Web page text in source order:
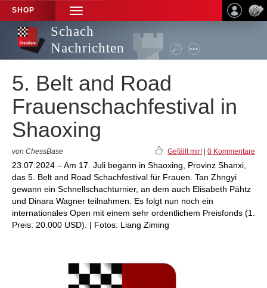
SHOP
TOGGLE
NAVIGATION
Schach
Nachrichten
5. Belt and Road
Frauenschachfestival in
Shaoxing
von ChessBase Gefällt mir! 0 Kommentare
23.07.2024 – Am 17. Juli begann in Shaoxing, Provinz Shanxi,
das 5. Belt and Road Schachfestival für Frauen. Tan Zhngyi
gewann ein Schnellschachturnier, an dem auch Elisabeth Pähtz
und Dinara Wagner teilnahmen. Es folgt nun noch ein
internationales Open mit einem sehr ordentlichem Preisfonds (1.
Preis: 20.000 USD). | Fotos: Liang Ziming